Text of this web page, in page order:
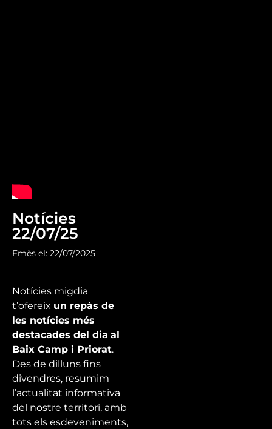
Notícies
22/07/25
Emès el: 22/07/2025
Notícies migdia
t’ofereix un repàs de
les notícies més
destacades del dia al
Baix Camp i Priorat.
Des de dilluns fins
divendres, resumim
l’actualitat informativa
del nostre territori, amb
tots els esdeveniments,